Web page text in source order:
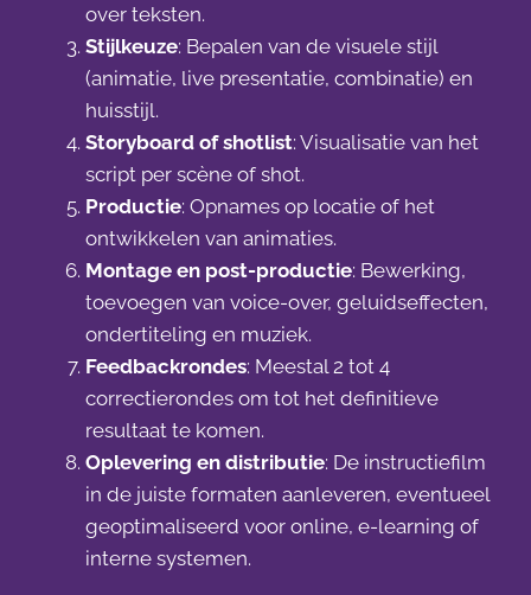
over teksten.
Stijlkeuze: Bepalen van de visuele stijl
(animatie, live presentatie, combinatie) en
huisstijl.
Storyboard of shotlist: Visualisatie van het
script per scène of shot.
Productie: Opnames op locatie of het
ontwikkelen van animaties.
Montage en post-productie: Bewerking,
toevoegen van voice-over, geluidseffecten,
ondertiteling en muziek.
Feedbackrondes: Meestal 2 tot 4
correctierondes om tot het definitieve
resultaat te komen.
Oplevering en distributie: De instructiefilm
in de juiste formaten aanleveren, eventueel
geoptimaliseerd voor online, e-learning of
interne systemen.